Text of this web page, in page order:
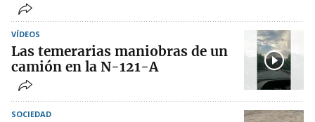
VÍDEOS
Las temerarias maniobras de un
camión en la N-121-A
SOCIEDAD